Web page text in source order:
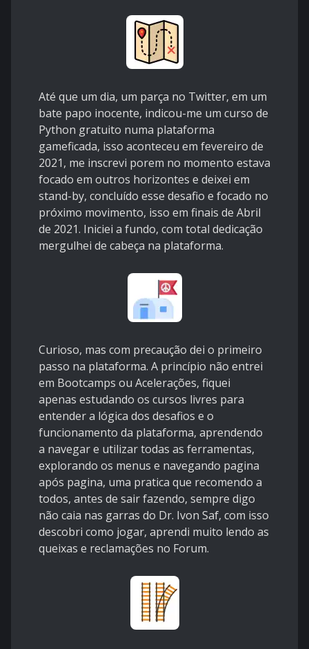
Até que um dia, um parça no Twitter, em um
bate papo inocente, indicou-me um curso de
Python gratuito numa plataforma
gameficada, isso aconteceu em fevereiro de
2021, me inscrevi porem no momento estava
focado em outros horizontes e deixei em
stand-by, concluído esse desafio e focado no
próximo movimento, isso em finais de Abril
de 2021. Iniciei a fundo, com total dedicação
mergulhei de cabeça na plataforma.
Curioso, mas com precaução dei o primeiro
passo na plataforma. A princípio não entrei
em Bootcamps ou Acelerações, fiquei
apenas estudando os cursos livres para
entender a lógica dos desafios e o
funcionamento da plataforma, aprendendo
a navegar e utilizar todas as ferramentas,
explorando os menus e navegando pagina
após pagina, uma pratica que recomendo a
todos, antes de sair fazendo, sempre digo
não caia nas garras do Dr. Ivon Saf, com isso
descobri como jogar, aprendi muito lendo as
queixas e reclamações no Forum.